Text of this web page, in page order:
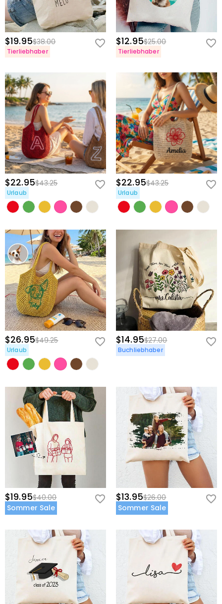
$19.95$38.00
Tierliebhaber
$12.95$25.00
Tierliebhaber
$22.95$43.25
Urlaub
$22.95$43.25
Urlaub
$26.95$49.25
Urlaub
$14.95$27.00
Buchliebhaber
$19.95$40.00
Sommer Sale
$13.95$26.00
Sommer Sale